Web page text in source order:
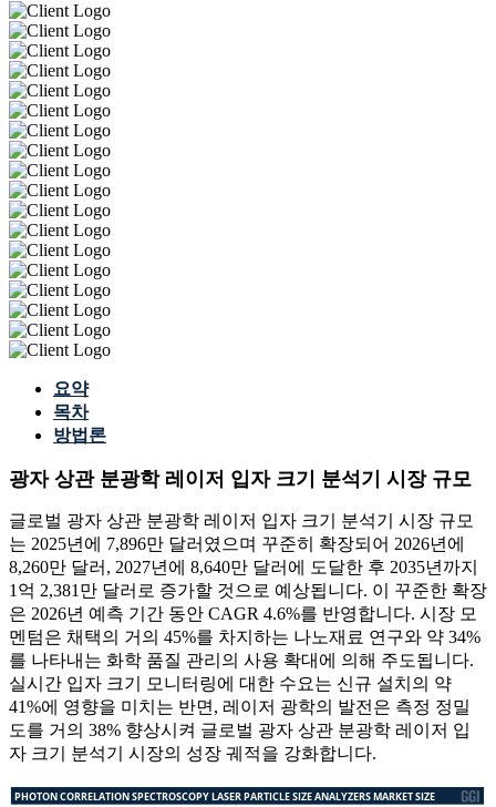
요약
목차
방법론
광자 상관 분광학 레이저 ​​입자 크기 분석기 시장 규모
글로벌 광자 상관 분광학 레이저 입자 크기 분석기 시장 규모
는 2025년에 7,896만 달러였으며 꾸준히 확장되어 2026년에
8,260만 달러, 2027년에 8,640만 달러에 도달한 후 2035년까지
1억 2,381만 달러로 증가할 것으로 예상됩니다. 이 꾸준한 확장
은 2026년 예측 기간 동안 CAGR 4.6%를 반영합니다. 시장 모
멘텀은 채택의 거의 45%를 차지하는 나노재료 연구와 약 34%
를 나타내는 화학 품질 관리의 사용 확대에 의해 주도됩니다.
실시간 입자 크기 모니터링에 대한 수요는 신규 설치의 약
41%에 영향을 미치는 반면, 레이저 광학의 발전은 측정 정밀
도를 거의 38% 향상시켜 글로벌 광자 상관 분광학 레이저 ​​입
자 크기 분석기 시장의 성장 궤적을 강화합니다.